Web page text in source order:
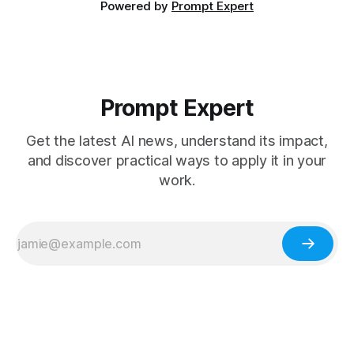
Powered by Prompt Expert
Prompt Expert
Get the latest AI news, understand its impact,
and discover practical ways to apply it in your
work.